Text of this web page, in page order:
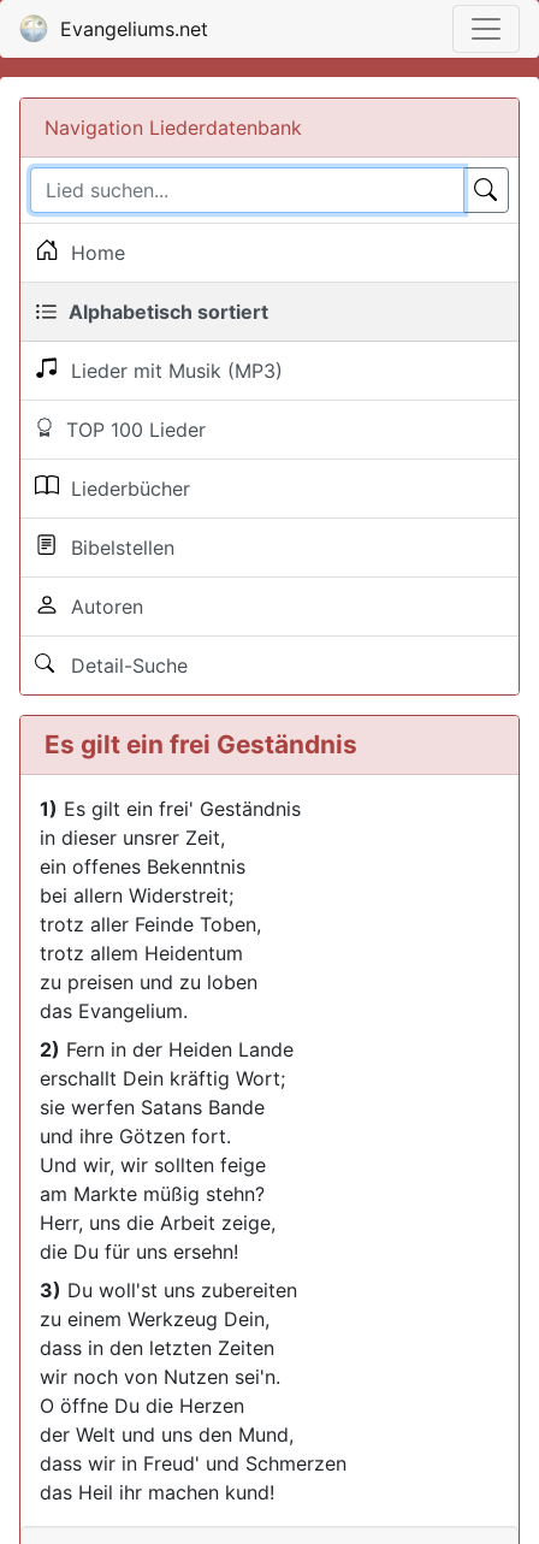
Evangeliums.net
Navigation Liederdatenbank
Home
Alphabetisch sortiert
Lieder mit Musik (MP3)
TOP 100 Lieder
Liederbücher
Bibelstellen
Autoren
Detail-Suche
Es gilt ein frei Geständnis
1) Es gilt ein frei' Geständnis
in dieser unsrer Zeit,
ein offenes Bekenntnis
bei allern Widerstreit;
trotz aller Feinde Toben,
trotz allem Heidentum
zu preisen und zu loben
das Evangelium.
2) Fern in der Heiden Lande
erschallt Dein kräftig Wort;
sie werfen Satans Bande
und ihre Götzen fort.
Und wir, wir sollten feige
am Markte müßig stehn?
Herr, uns die Arbeit zeige,
die Du für uns ersehn!
3) Du woll'st uns zubereiten
zu einem Werkzeug Dein,
dass in den letzten Zeiten
wir noch von Nutzen sei'n.
O öffne Du die Herzen
der Welt und uns den Mund,
dass wir in Freud' und Schmerzen
das Heil ihr machen kund!